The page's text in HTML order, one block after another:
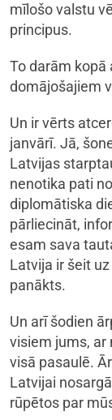
mīlošo valstu
principus.
To darām kopā
domājošajiem
Un ir vērts
janvārī. Jā,
Latvijas
nenotika pati
diplomātiska
pārliecināt,
esam sava
Latvija ir šeit
panākts.
Un arī šodien
visiem jums, ar
visā pasaulē.
Latvijai
rūpētos par